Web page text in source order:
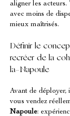
aligner les acteurs.
avec moins de
mieux maîtrisés.
Définir le
recréer de la
la-Napoule
Avant de déployer,
vous vendez
Napoule: